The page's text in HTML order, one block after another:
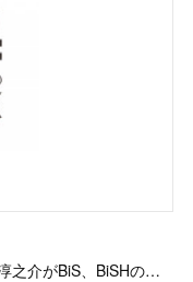
之介がBiS、BiSHの…